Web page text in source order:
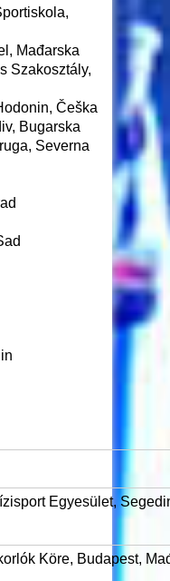
Mađarska
Szakosztály,
Češka
Bugarska
Severna
Egyesület,
Köre, Budapest,